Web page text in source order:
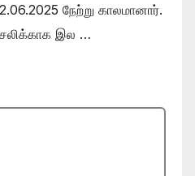
நேற்று காலமானார்.
இல …